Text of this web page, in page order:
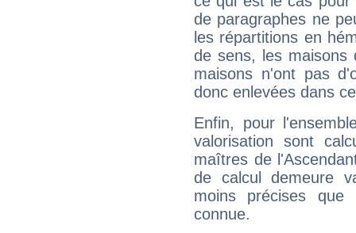
de paragraphes ne
les répartitions en
de sens, les maisons
maisons n'ont pas
donc enlevées dans
Enfin, pour
valorisation sont
maîtres de
de calcul demeure
moins précises que
connue.